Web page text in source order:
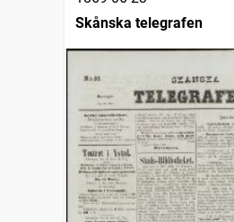
Skånska telegrafen